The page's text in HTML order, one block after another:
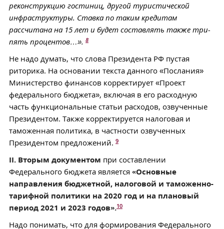
реконструкцию гостиниц, другой туристической
инфраструктуры. Ставка по таким кредитам
рассчитана на 15 лет и будет составлять также три-
пять процентов…». 8
Не надо думать, что слова Президента РФ пустая
риторика. На основании текста данного «Послания»
Министерство финансов корректирует «Проект
федерального бюджета», включая в его расходную
часть функциональные статьи расходов, озвученные
Президентом. Также корректируется налоговая и
таможенная политика, в частности озвученных
Президентом предложений. 9
II. Вторым документом при составлении
Федерального бюджета является «Основные
направления бюджетной, налоговой и таможенно-
тарифной политики на 2020 год и на плановый
период 2021 и 2023 годов».10
Надо понимать, что для формирования Федерального